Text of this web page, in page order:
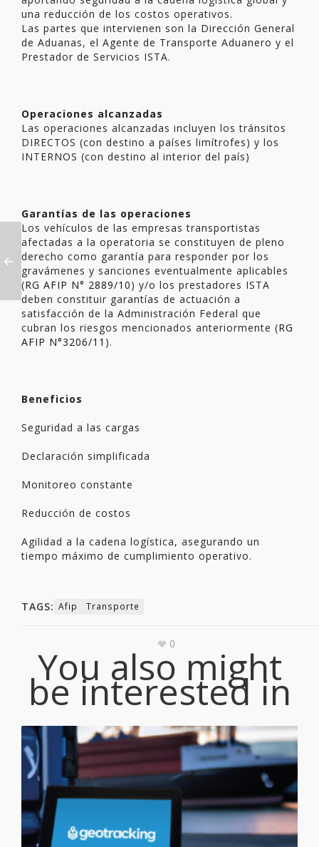
una reducción de los costos operativos.
Las partes que intervienen son la Dirección General
de Aduanas, el Agente de Transporte Aduanero y el
Prestador de Servicios ISTA.
Operaciones alcanzadas
Las operaciones alcanzadas incluyen los tránsitos
DIRECTOS (con destino a países limítrofes) y los
INTERNOS (con destino al interior del país)
Garantías de las operaciones
Los vehículos de las empresas transportistas
afectadas a la operatoria se constituyen de pleno
derecho como garantía para responder por los
gravámenes y sanciones eventualmente aplicables
(RG AFIP N° 2889/10) y/o los prestadores ISTA
deben constituir garantías de actuación a
satisfacción de la Administración Federal que
cubran los riesgos mencionados anteriormente (RG
AFIP N°3206/11 ).
Beneficios
Seguridad a las cargas
Declaración simplificada
Monitoreo constante
Reducción de costos
Agilidad a la cadena logística, asegurando un
tiempo máximo de cumplimiento operativo.
TAGS: Afip Transporte
0
You also might
be interested in